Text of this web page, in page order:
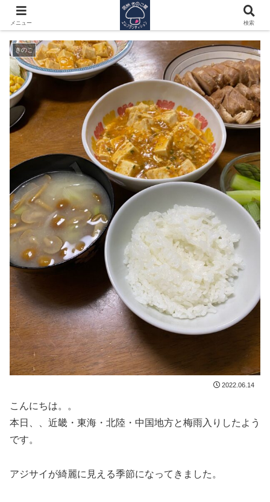
ざるの表と裏
きのこ
2022.06.14
こんにちは。。
本日、、近畿・東海・北陸・中国地方と梅雨入りしたよう
です。
アジサイが綺麗に見える季節になってきました。
メニュー 検索